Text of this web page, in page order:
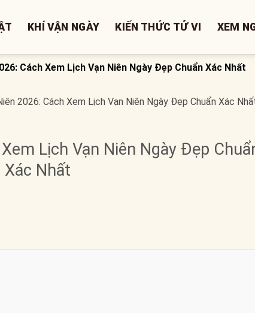
KHÍ VẬN NGÀY KIẾN THỨC TỬ VI XEM
Cách Xem Lịch Vạn Niên Ngày Đẹp Chuẩn Xác Nhất
2026: Cách Xem Lịch Vạn Niên Ngày Đẹp Chuẩn Xác
Lịch Vạn Niên Ngày Đẹp
Xác Nhất